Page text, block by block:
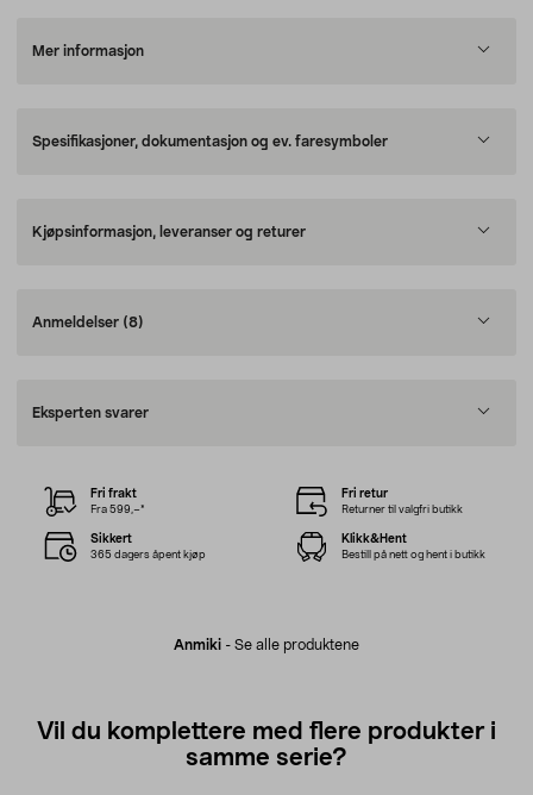
Mer informasjon
Spesifikasjoner, dokumentasjon og ev. faresymboler
Kjøpsinformasjon, leveranser og returer
Anmeldelser (8)
Eksperten svarer
Anmiki - Se alle produktene
Fri frakt
Fra 599,–*
Fri retur
Returner til valgfri butikk
Sikkert
365 dagers åpent kjøp
Klikk&Hent
Bestill på nett og hent i butikk
Vil du komplettere med flere produkter i
samme serie?